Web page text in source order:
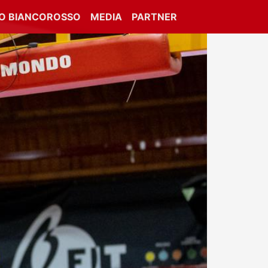
BIANCOROSSO MEDIA PARTNER